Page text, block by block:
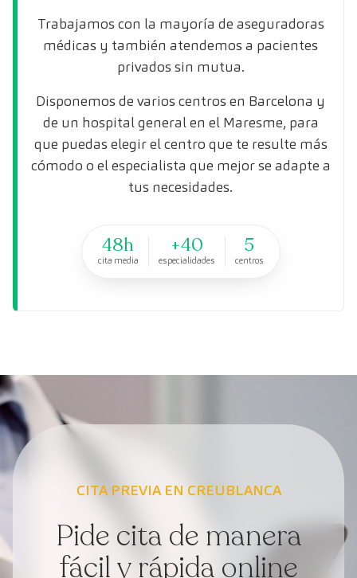
Trabajamos con la mayoría de aseguradoras
médicas y también atendemos a pacientes
privados sin mutua.
Disponemos de varios centros en Barcelona y
de un hospital general en el Maresme, para
que puedas elegir el centro que te resulte más
cómodo o el especialista que mejor se adapte a
tus necesidades.
48h
cita media
+40
especialidades
5
centros
CITA PREVIA EN CREUBLANCA
Pide cita de manera
fácil y rápida online